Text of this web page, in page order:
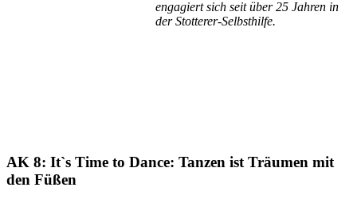
engagiert sich seit über 25 Jahren in
der Stotterer-Selbsthilfe.
AK 8: It`s Time to Dance: Tanzen ist Träumen mit
den Füßen